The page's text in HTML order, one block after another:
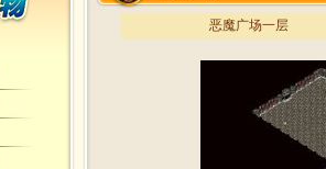
恶魔广场一层